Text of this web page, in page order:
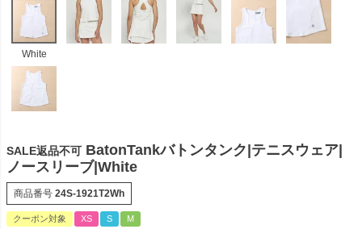
White
SALE返品不可 BatonTankバトンタンク|テニスウェア|
ノースリーブ|White
商品番号 24S-1921T2Wh
クーポン対象 XS S M